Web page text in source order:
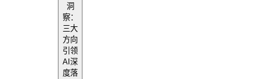
洞
察：
三大
方向
引领
AI深
度落